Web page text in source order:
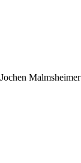
Malmsheimer